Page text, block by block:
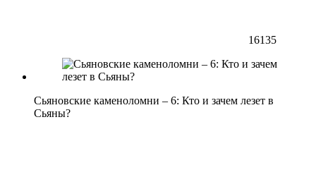
16135
Сьяновские каменоломни – 6: Кто и зачем лезет в
Сьяны?